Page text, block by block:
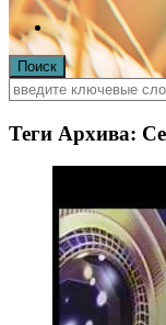
Теги Архива: